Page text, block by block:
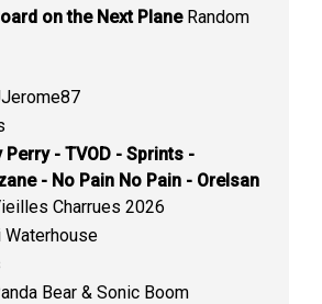
on the Next PlaneRandom
Perry - TVOD - Sprints -
- No Pain No Pain - Orelsan
Charrues 2026
Waterhouse
Bear & Sonic Boom